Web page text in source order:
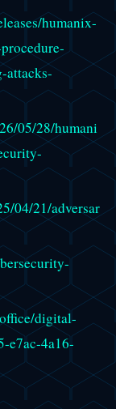
humanix-
attacks-
05/28/humani
04/21/adversar
digital-
e7ac-4a16-